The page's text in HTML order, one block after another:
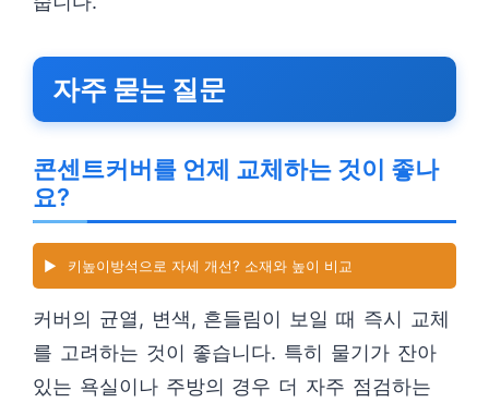
자주 묻는 질문
콘센트커버를 언제 교체하는 것이 좋나
요?
▶️ 키높이방석으로 자세 개선? 소재와 높이 비교
커버의 균열, 변색, 흔들림이 보일 때 즉시 교체
를 고려하는 것이 좋습니다. 특히 물기가 잔아
있는 욕실이나 주방의 경우 더 자주 점검하는